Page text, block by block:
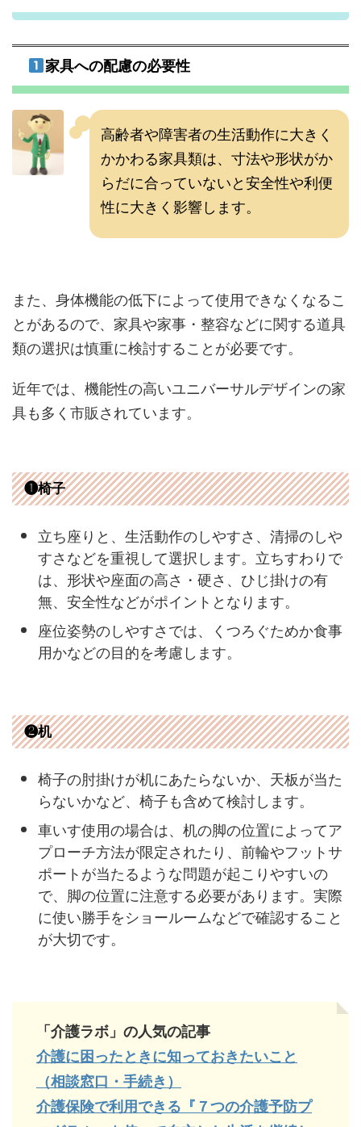
家具への配慮の必要性
高齢者や障害者の生活動作に大きく
かかわる家具類は、寸法や形状がか
らだに合っていないと安全性や利便
性に大きく影響します。
また、身体機能の低下によって使用できなくなるこ
とがあるので、家具や家事・整容などに関する道具
類の選択は慎重に検討することが必要です。
近年では、機能性の高いユニバーサルデザインの家
具も多く市販されています。
❶椅子
立ち座りと、生活動作のしやすさ、清掃のしや
すさなどを重視して選択します。立ちすわりで
は、形状や座面の高さ・硬さ、ひじ掛けの有
無、安全性などがポイントとなります。
座位姿勢のしやすさでは、くつろぐためか食事
用かなどの目的を考慮します。
❷机
椅子の肘掛けが机にあたらないか、天板が当た
らないかなど、椅子も含めて検討します。
車いす使用の場合は、机の脚の位置によってア
プローチ方法が限定されたり、前輪やフットサ
ポートが当たるような問題が起こりやすいの
で、脚の位置に注意する必要があります。実際
に使い勝手をショールームなどで確認すること
が大切です。
「介護ラボ」の人気の記事
介護に困ったときに知っておきたいこと
（相談窓口・手続き）
介護保険で利用できる『７つの介護予防プ